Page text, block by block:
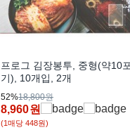
프로그 김장봉투, 중형(약10
기), 10개입, 2개
52%18,800원
8,960원
(1매당 448원)